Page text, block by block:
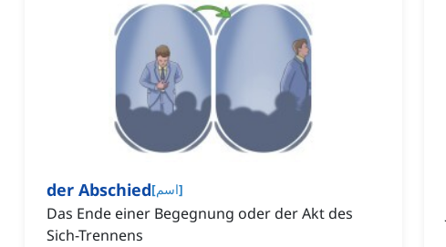
der Abschied[اسم]
Das Ende einer Begegnung oder der Akt des
Sich-Trennens